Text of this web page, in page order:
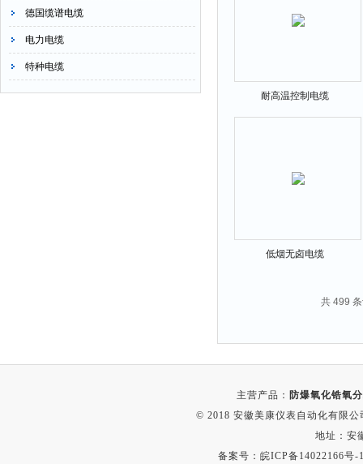
德国缆谱电缆
电力电缆
特种电缆
耐高温控制电缆
低烟无卤电缆
共 499
主营产品： 防爆氧化锆氧
© 2018 安徽美康仪表自动化有限
地址：安
备案号：皖ICP备14022166号-